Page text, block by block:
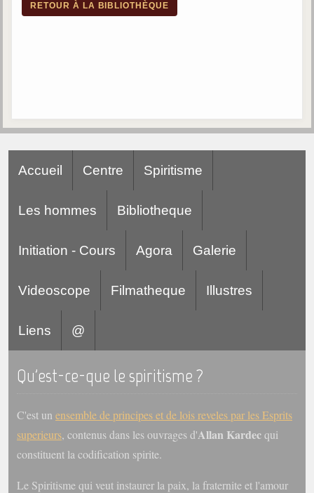
RETOUR À LA BIBLIOTHÈQUE
Accueil Centre Spiritisme
Les hommes Bibliotheque
Initiation - Cours Agora Galerie
Videoscope Filmatheque Illustres
Liens @
Qu'est-ce-que le spiritisme ?
C'est un ensemble de principes et de lois reveles par les Esprits
superieurs, contenus dans les ouvrages d'Allan Kardecqui
constituent la codification spirite.
Le Spiritisme qui veut instaurer la paix, la fraternite et l'amour